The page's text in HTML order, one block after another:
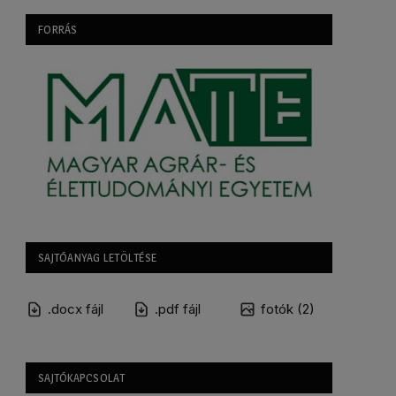
FORRÁS
SAJTÓANYAG LETÖLTÉSE
.docx fájl .pdf fájl fotók (2)
SAJTÓKAPCSOLAT